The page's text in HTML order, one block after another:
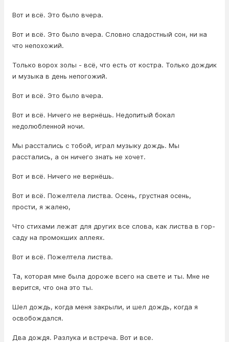
Вот и всё. Это было вчера.
Вот и всё. Это было вчера. Словно сладостный сон, ни на
что непохожий.
Только ворох золы - всё, что есть от костра. Только дождик
и музыка в день непогожий.
Вот и всё. Это было вчера.
Вот и всё. Ничего не вернёшь. Недопитый бокал
недолюбленной ночи.
Мы расстались с тобой, играл музыку дождь. Мы
расстались, а он ничего знать не хочет.
Вот и всё. Ничего не вернёшь.
Вот и всё. Пожелтела листва. Осень, грустная осень,
прости, я жалею,
Что стихами лежат для других все слова, как листва в гор-
саду на промокших аллеях.
Вот и всё. Пожелтела листва.
Та, которая мне была дороже всего на свете и ты. Мне не
верится, что она это ты.
Шел дождь, когда меня закрыли, и шел дождь, когда я
освобождался.
Два дождя. Разлука и встреча. Вот и все.